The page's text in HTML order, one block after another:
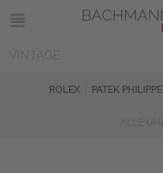
ROLEX PATEK PHILIPPE